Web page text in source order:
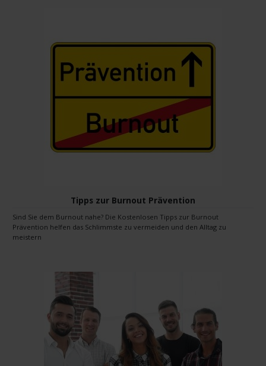
Tipps zur Burnout Prävention
Sind Sie dem Burnout nahe? Die Kostenlosen Tipps zur Burnout
Prävention helfen das Schlimmste zu vermeiden und den Alltag zu
meistern